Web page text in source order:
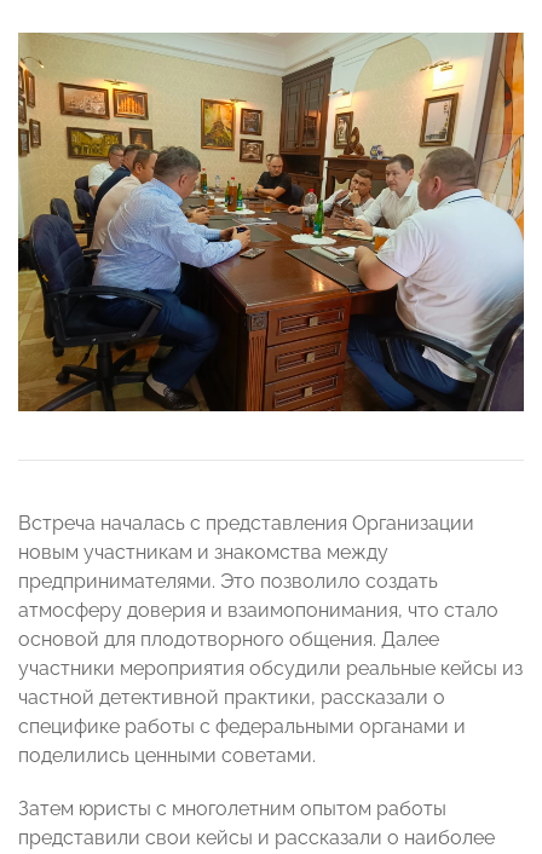
Встреча началась с представления Организации
новым участникам и знакомства между
предпринимателями. Это позволило создать
атмосферу доверия и взаимопонимания, что стало
основой для плодотворного общения. Далее
участники мероприятия обсудили реальные кейсы из
частной детективной практики, рассказали о
специфике работы с федеральными органами и
поделились ценными советами.
Затем юристы с многолетним опытом работы
представили свои кейсы и рассказали о наиболее